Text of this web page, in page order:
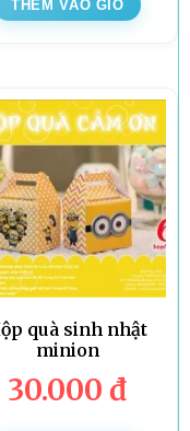
THÊM VÀO GIỎ
quà sinh nhật
minion
30.000 đ